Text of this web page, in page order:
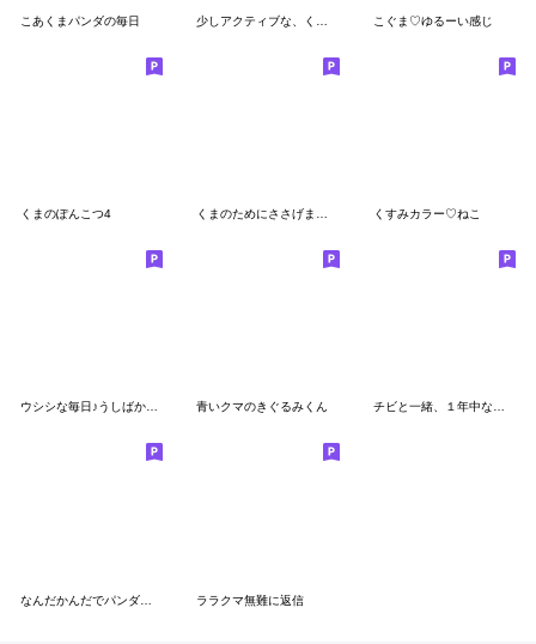
こあくまパンダの毎日 こぐま♡ゆるーい感じ
くまのぽんこつ4 くすみカラー♡ねこ
ウシシな毎日♪うしばかまる(お仕事言葉） 青いクマのきぐるみくん チビと一緒、１年中なまけものとちゃうよ
ララクマ無難に返信